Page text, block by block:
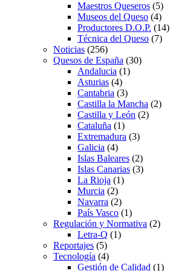
Maestros Queseros (5)
Museos del Queso (4)
Productores D.O.P. (14)
Técnica del Queso (7)
Noticias (256)
Quesos de España (30)
Andalucia (1)
Asturias (4)
Cantabria (3)
Castilla la Mancha (2)
Castilla y León (2)
Cataluña (1)
Extremadura (3)
Galicia (4)
Islas Baleares (2)
Islas Canarias (3)
La Rioja (1)
Murcia (2)
Navarra (2)
País Vasco (1)
Regulación y Normativa (2)
Letra-Q (1)
Reportajes (5)
Tecnología (4)
Gestión de Calidad (1)